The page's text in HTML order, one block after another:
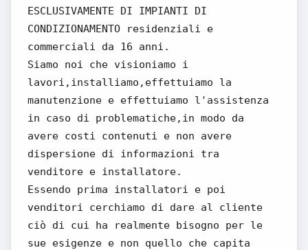
ESCLUSIVAMENTE DI IMPIANTI DI
CONDIZIONAMENTO residenziali e
commerciali da 16 anni.
Siamo noi che visioniamo i
lavori,installiamo,effettuiamo la
manutenzione e effettuiamo l'assistenza
in caso di problematiche,in modo da
avere costi contenuti e non avere
dispersione di informazioni tra
venditore e installatore.
Essendo prima installatori e poi
venditori cerchiamo di dare al cliente
ciò di cui ha realmente bisogno per le
sue esigenze e non quello che capita